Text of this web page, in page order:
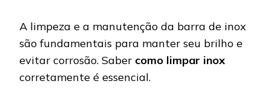
A limpeza e a manutenção da barra de inox
são fundamentais para manter seu brilho e
evitar corrosão. Saber como limpar inox
corretamente é essencial.